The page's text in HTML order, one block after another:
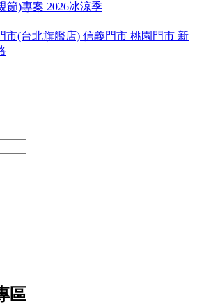
節)專案 2026冰涼季
市(台北旗艦店) 信義門市 桃園門市 新
區